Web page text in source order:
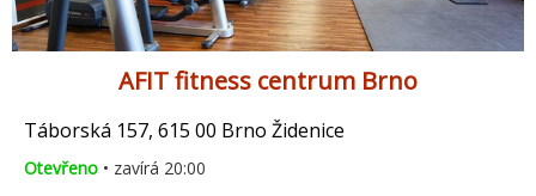
AFIT fitness centrum Brno
Táborská 157, 615 00 Brno Židenice
Otevřeno • zavírá 20:00